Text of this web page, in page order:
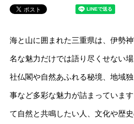
海と山に囲まれた三重県は、伊勢
名な魅力だけでは語り尽くせない
社仏閣や自然あふれる秘境、地域
事など多彩な魅力が詰まっていま
て自然と共鳴したい人、文化や歴